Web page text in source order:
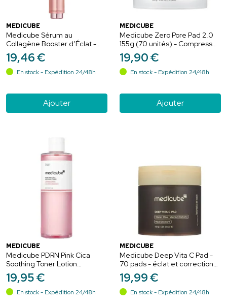
MEDICUBE
Medicube Sérum au
Collagène Booster d’Éclat -
15ml - Repulpe, illumine et
raffermit la peau
19,46€
En stock - Expédition 24/48h
Ajouter
MEDICUBE
Medicube Zero Pore Pad 2.0
155g (70 unités) - Compresses
toniques exfoliantes et
resserrantes de pores
19,90€
En stock - Expédition 24/48h
Ajouter
MEDICUBE
Medicube PDRN Pink Cica
Soothing Toner Lotion
Apaisante & Éclat du Teint -
50ml
19,95€
En stock - Expédition 24/48h
MEDICUBE
Medicube Deep Vita C Pad -
70 pads - éclat et correction
des taches
19,99€
En stock - Expédition 24/48h